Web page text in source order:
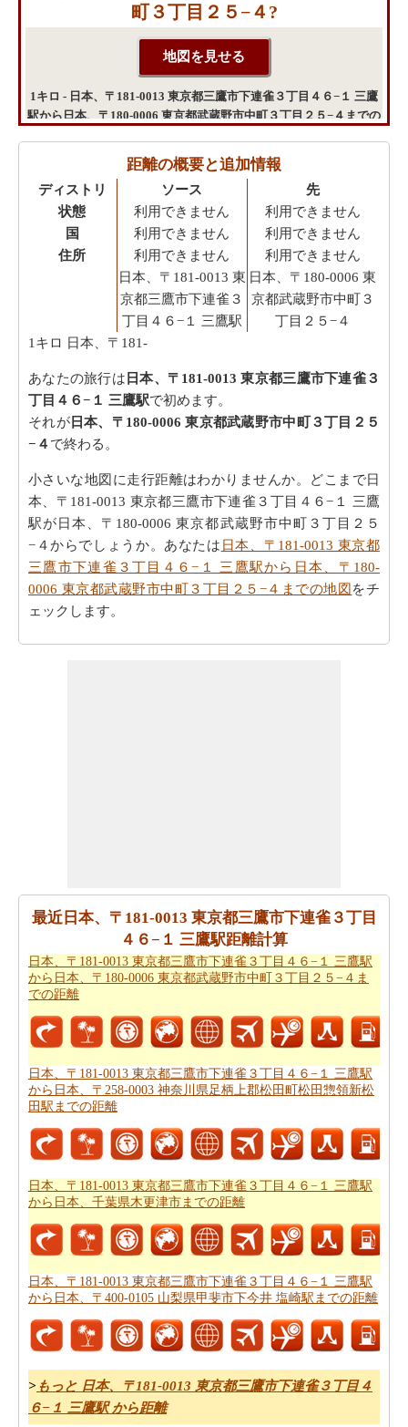
町３丁目２５−４?
1キロ - 日本、〒181-0013 東京都三鷹市下連雀３丁目４６−１ 三鷹
駅から日本、〒180-0006 東京都武蔵野市中町３丁目２５−４までの
距離の概要と追加情報
ディストリ
状態
国
住所
ソース
利用できません
利用できません
利用できません
日本、〒181-0013 東
京都三鷹市下連雀３
丁目４６−１ 三鷹駅
先
利用できません
利用できません
利用できません
日本、〒180-0006 東
京都武蔵野市中町３
丁目２５−４
1キロ 日本、〒181-
あなたの旅行は 日本、〒181-0013 東京都三鷹市下連雀３
丁目４６−１ 三鷹駅で初めます。
それが日本、〒180-0006 東京都武蔵野市中町３丁目２５
−４ で終わる。
小さいな地図に走行距離はわかりませんか。どこまで日
本、〒181-0013 東京都三鷹市下連雀３丁目４６−１ 三鷹
駅が日本、〒180-0006 東京都武蔵野市中町３丁目２５
−４からでしょうか。あなたは 日本、〒181-0013 東京都
三鷹市下連雀３丁目４６−１ 三鷹駅から日本、〒180-
0006 東京都武蔵野市中町３丁目２５−４までの地図をチ
ェックします。
走行距離のとはべつに駆動方向も必要ですか。日本、〒
走行時間は走行距離といっように大切な事です。その
為、あなたは日本、〒181-0013 東京都三鷹市下連雀３丁
目４６−１ 三鷹駅から日本、〒180-0006 東京都武蔵野市
中町３丁目２５−４までの移動時間からひつようです。走
行距離をつかってしょよう時間は日本、〒181-0013 東京
都三鷹市下連雀３丁目４６−１ 三鷹駅から日本、〒180-
0006 東京都武蔵野市中町３丁目２５−４まで計ります。
鷹駅から日本、〒180-0006 東京都武蔵野市中町３丁目２
５−４まで良プランが欲しいですか。知る事はどの方を使
って日本、〒181-0013 東京都三鷹市下連雀３丁目４６
−１ 三鷹駅から日本、〒180-0006 東京都武蔵野市中町３
道路走行は疲れて感じますか。飛行機で飛びてかかる時
間は知りたいんですか。日本、〒181-0013 東京都三鷹市
下連雀３丁目４６−１ 三鷹駅から日本、〒180-0006 東京
ます。
それはあなたの旅のルートを計画するのは面倒ですか？
このルートプランナーは、日本、〒181-0013 東京都三鷹
市下連雀３丁目４６−１ 三鷹駅から日本、〒180-0006 東
京都武蔵野市中町３丁目２５−４までの道路ルートプラン
提供します。
最近日本、〒181-0013 東京都三鷹市下連雀３丁目
４６−１ 三鷹駅距離計算
日本、〒181-0013 東京都三鷹市下連雀３丁目４６−１ 三鷹駅
から日本、〒180-0006 東京都武蔵野市中町３丁目２５−４ま
での距離
日本、〒181-0013 東京都三鷹市下連雀３丁目４６−１ 三鷹駅
から日本、〒258-0003 神奈川県足柄上郡松田町松田惣領新松
田駅までの距離
日本、〒181-0013 東京都三鷹市下連雀３丁目４６−１ 三鷹駅
から日本、千葉県木更津市までの距離
日本、〒181-0013 東京都三鷹市下連雀３丁目４６−１ 三鷹駅
から日本、〒400-0105 山梨県甲斐市下今井 塩崎駅までの距離
> もっと 日本、〒181-0013 東京都三鷹市下連雀３丁目４
６−１ 三鷹駅 から距離